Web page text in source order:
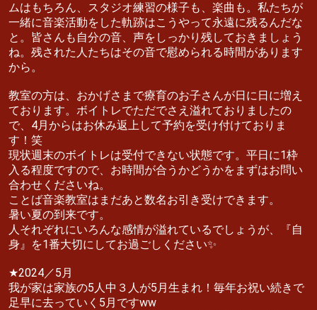
ムはもちろん、スタジオ練習の様子も、楽曲も。私たちが
一緒に音楽活動をした軌跡はこうやって永遠に残るんだな
と。皆さんも自分の音、声をしっかり残しておきましょう
ね。残された人たちはその音で慰められる時間があります
から。
教室の方は、おかげさまで療育のお子さんが日に日に増え
ております。ボイトレでただでさえ溢れておりましたの
で、4月からはお休み返上して予約を受け付けておりま
す！笑
現状週末のボイトレは受付できない状態です。平日に1枠
入る程度ですので、お時間が合うかどうかをまずはお問い
合わせくださいね。
ことば音楽教室はまだあと数名お引き受けできます。
暑い夏の到来です。
人それぞれにいろんな感情が溢れているでしょうが、『自
身』を1番大切にしてお過ごしください✨
★2024／5月
我が家は家族の5人中３人が5月生まれ！毎年お祝い続きで
足早に去っていく5月ですww